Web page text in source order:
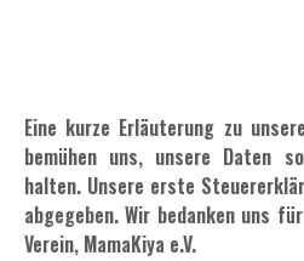
Eine kurze Erläuterung zu
bemühen uns, unsere Daten
halten. Unsere erste
abgegeben. Wir bedanken uns
Verein, MamaKiya e.V.